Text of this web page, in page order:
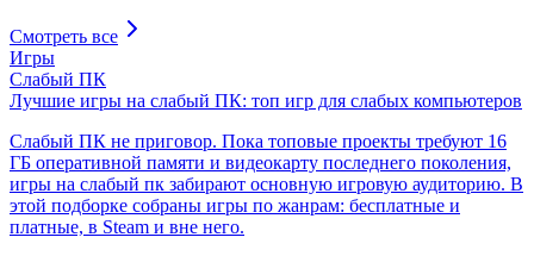
Смотреть все
Игры
Слабый ПК
Лучшие игры на слабый ПК: топ игр для слабых компьютеров
Слабый ПК не приговор. Пока топовые проекты требуют 16
ГБ оперативной памяти и видеокарту последнего поколения,
игры на слабый пк забирают основную игровую аудиторию. В
этой подборке собраны игры по жанрам: бесплатные и
платные, в Steam и вне него.